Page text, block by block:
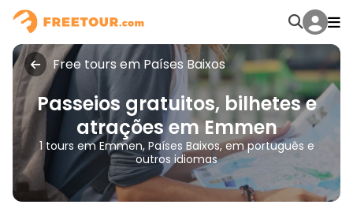
Free tours em Países Baixos
Passeios gratuitos, bilhetes e
atrações em Emmen
1 tours em Emmen, Países Baixos, em português e
outros idiomas